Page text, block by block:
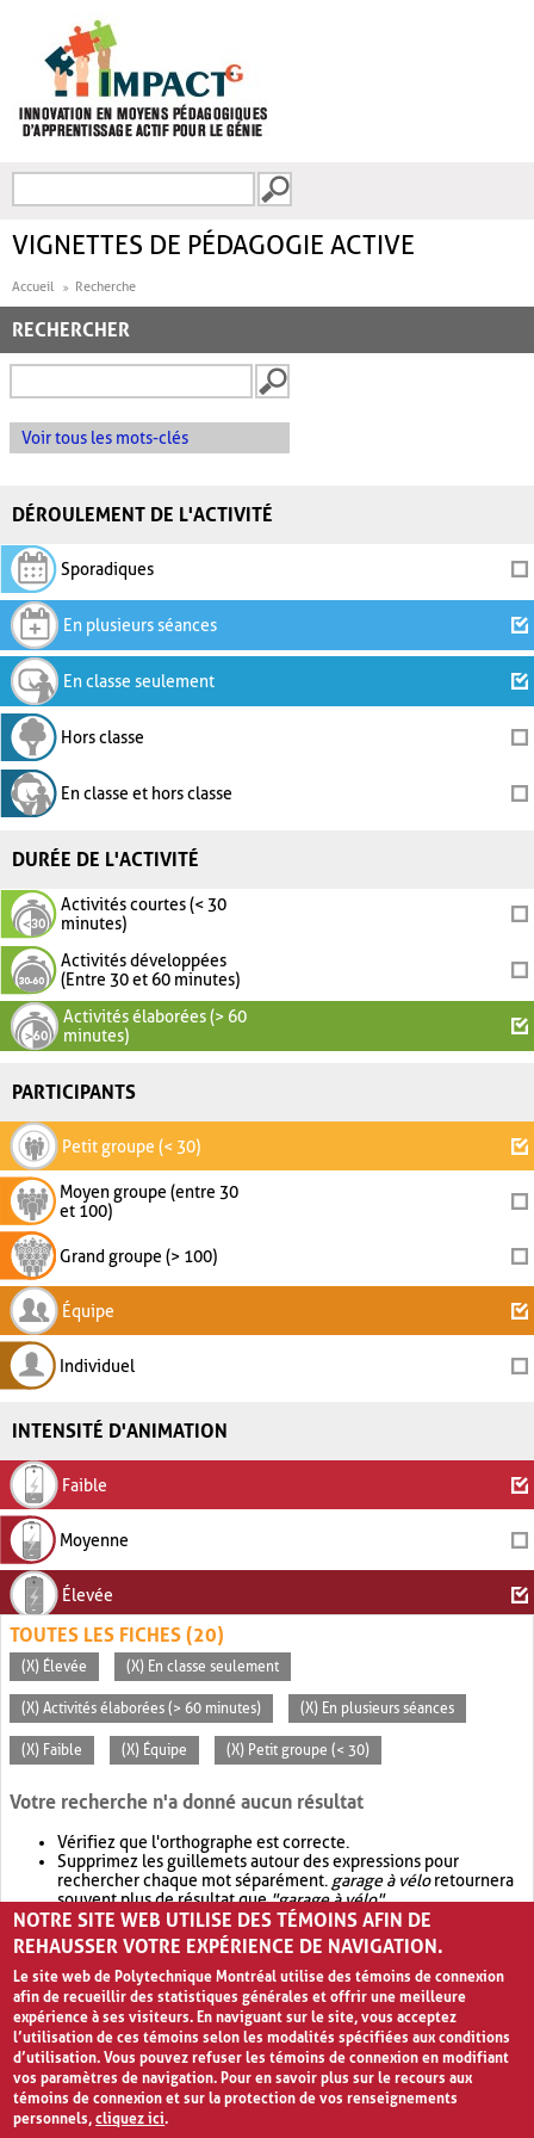
FORMULAIRE DE
VIGNETTES DE PÉDAGOGIE ACTIVE
Accueil Recherche
RECHERCHER
Voir tous les mots-clés
DÉROULEMENT DE L'ACTIVITÉ
Sporadiques
En plusieurs séances
En classe seulement
Hors classe
En classe et hors classe
DURÉE DE L'ACTIVITÉ
Activités courtes (< 30
minutes)
Activités développées
(Entre 30 et 60 minutes)
Activités élaborées (> 60
minutes)
PARTICIPANTS
Petit groupe (< 30)
Moyen groupe (entre 30
et 100)
Grand groupe (> 100)
Équipe
Individuel
INTENSITÉ D'ANIMATION
Faible
Moyenne
Élevée
TOUTES LES FICHES (20)
(X) Élevée (X) En classe seulement
(X) Activités élaborées (> 60 minutes) (X) En plusieurs séances
(X) Faible (X) Équipe (X) Petit groupe (< 30)
Votre recherche n'a donné aucun résultat
Vérifiez que l'orthographe est correcte.
Supprimez les guillemets autour des expressions pour
rechercher chaque mot séparément. garage à véloretournera
souvent plus de résultat que"garage à vélo".
Envisagez d'élargir votre recherche avec OR.garage OR vélo
retournera souvent plus de résultat quegarage à vélo
NOTRE SITE WEB UTILISE DES TÉMOINS AFIN DE
REHAUSSER VOTRE EXPÉRIENCE DE NAVIGATION.
Le site web de Polytechnique Montréal utilise des témoins de connexion
afin de recueillir des statistiques générales et offrir une meilleure
expérience à ses visiteurs. En naviguant sur le site, vous acceptez
l’utilisation de ces témoins selon les modalités spécifiées aux conditions
d’utilisation. Vous pouvez refuser les témoins de connexion en modifiant
vos paramètres de navigation. Pour en savoir plus sur le recours aux
témoins de connexion et sur la protection de vos renseignements
personnels,cliquez ici.